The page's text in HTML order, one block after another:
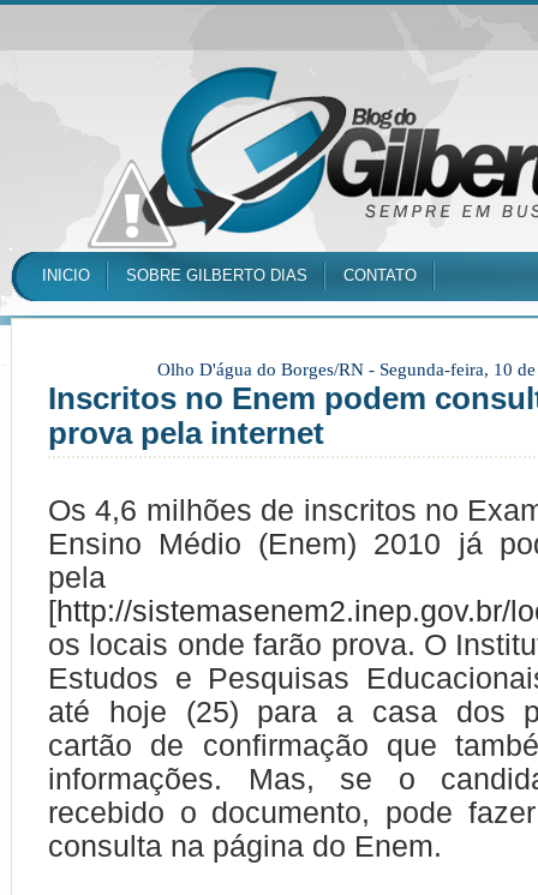
INICIO SOBRE GILBERTO DIAS CONTATO
Olho D'água do Borges/RN - Segunda-feira, 10
Inscritos no Enem podem
prova pela internet
Os 4,6 milhões de inscritos no
Ensino Médio (Enem) 2010 já
[http://sistemasenem2.inep.gov.br/
os locais onde farão prova. O
Estudos e Pesquisas
até hoje (25) para a casa dos
cartão de confirmação que
informações. Mas, se o
recebido o documento, pode
consulta na página do Enem.